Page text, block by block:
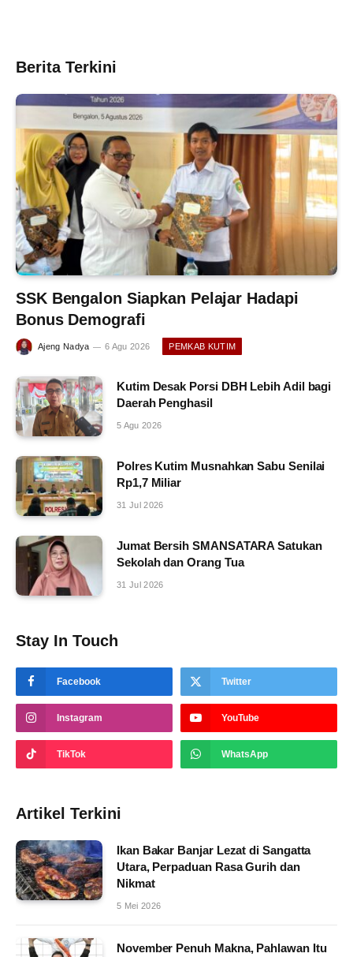
Berita Terkini
SSK Bengalon Siapkan Pelajar Hadapi
Bonus Demografi
Ajeng Nadya 6 Agu 2026 PEMKAB KUTIM
Kutim Desak Porsi DBH Lebih Adil bagi
Daerah Penghasil
5 Agu 2026
Polres Kutim Musnahkan Sabu Senilai
Rp1,7 Miliar
31 Jul 2026
Jumat Bersih SMANSATARA Satukan
Sekolah dan Orang Tua
31 Jul 2026
Stay In Touch
Facebook Twitter
Instagram YouTube
TikTok WhatsApp
Artikel Terkini
Ikan Bakar Banjar Lezat di Sangatta
Utara, Perpaduan Rasa Gurih dan
Nikmat
5 Mei 2026
November Penuh Makna, Pahlawan Itu